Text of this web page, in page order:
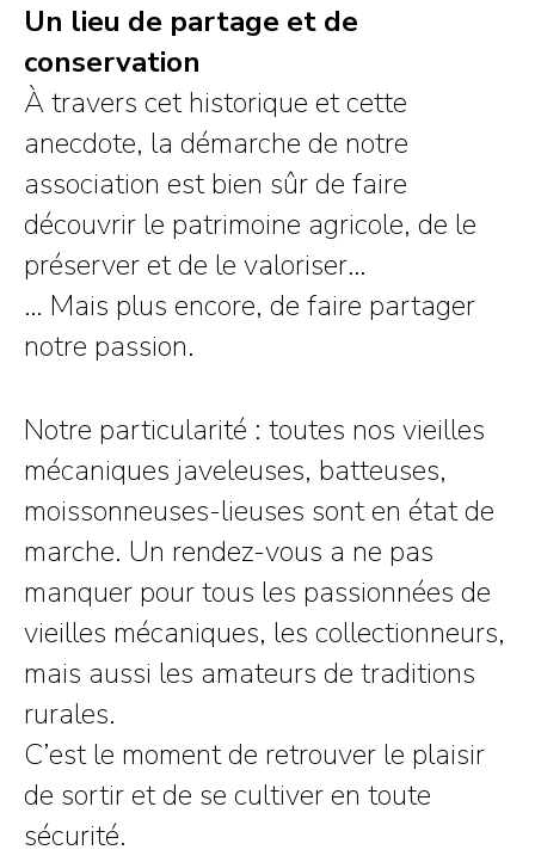
Un lieu de partage et de
conservation
À travers cet historique et cette
anecdote, la démarche de notre
association est bien sûr de faire
découvrir le patrimoine agricole, de le
préserver et de le valoriser…
… Mais plus encore, de faire partager
notre passion.
Notre particularité : toutes nos vieilles
mécaniques javeleuses, batteuses,
moissonneuses-lieuses sont en état de
marche. Un rendez-vous a ne pas
manquer pour tous les passionnées de
vieilles mécaniques, les collectionneurs,
mais aussi les amateurs de traditions
rurales.
C’est le moment de retrouver le plaisir
de sortir et de se cultiver en toute
sécurité.